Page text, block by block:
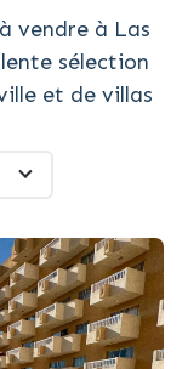
vendre à Las
sélection
et de villas